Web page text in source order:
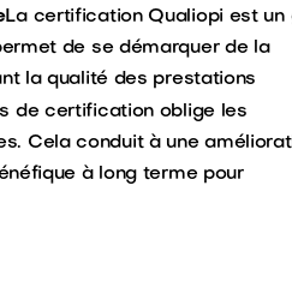
La certification Qualiopi est un
de se démarquer de la
la qualité des prestations
de certification oblige les
Cela conduit à une
à long terme pour